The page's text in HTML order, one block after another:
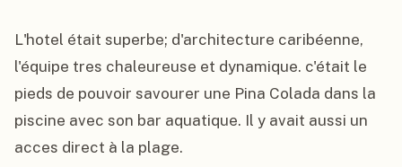
L'hotel était superbe; d'architecture caribéenne,
l'équipe tres chaleureuse et dynamique. c'était le
pieds de pouvoir savourer une Pina Colada dans la
piscine avec son bar aquatique. Il y avait aussi un
acces direct à la plage.